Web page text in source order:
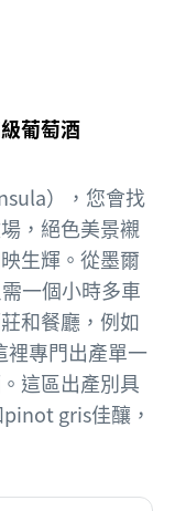
葡萄酒
），您會找
，絕色美景襯
生輝。從墨爾
一個小時多車
和餐廳，例如
裡專門出產單一
這區出產別具
gris佳釀，